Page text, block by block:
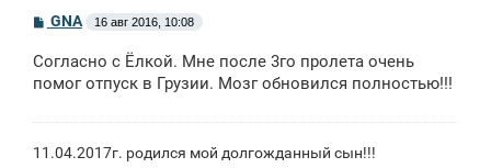
С
б
щ
GNA 16 авг 2016, 10:08
Согласно с Ёлкой. Мне после 3го пролета очень
помог отпуск в Грузии. Мозг обновился полностью!!!
11.04.2017г. родился мой долгожданный сын!!!